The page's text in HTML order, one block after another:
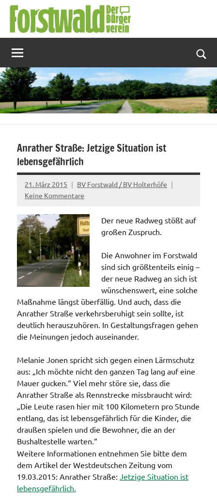
Zum
Inhalt
springen
Anrather Straße: Jetzige Situation ist
lebensgefährlich
21. März 2015
BV Forstwald / BV Holterhöfe
Keine Kommentare
Der neue Radweg stößt auf
großen Zuspruch.
Die Anwohner im Forstwald
sind sich größtenteils einig –
der neue Radweg an sich ist
wünschenswert, eine solche
Maßnahme längst überfällig. Und auch, dass die
Anrather Straße verkehrsberuhigt sein sollte, ist
deutlich herauszuhören. In Gestaltungsfragen gehen
die Meinungen jedoch auseinander.
Melanie Jonen spricht sich gegen einen Lärmschutz
aus: „Ich möchte nicht den ganzen Tag lang auf eine
Mauer gucken.“ Viel mehr störe sie, dass die
Anrather Straße als Rennstrecke missbraucht wird:
„Die Leute rasen hier mit 100 Kilometern pro Stunde
entlang, das ist lebensgefährlich für die Kinder, die
draußen spielen und die Bewohner, die an der
Bushaltestelle warten.“
Weitere Informationen entnehmen Sie bitte dem
dem Artikel der Westdeutschen Zeitung vom
19.03.2015: Anrather Straße: Jetzige Situation ist
lebensgefährlich.